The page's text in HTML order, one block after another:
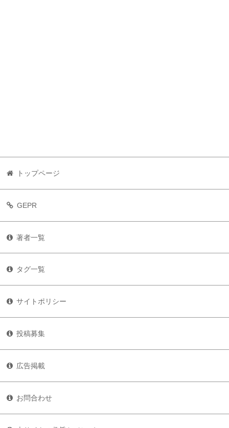
トップページ
GEPR
著者一覧
タグ一覧
サイトポリシー
投稿募集
広告掲載
お問合わせ